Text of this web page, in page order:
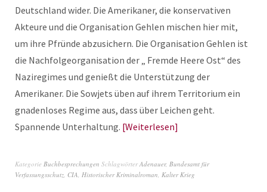
Deutschland wider. Die Amerikaner, die konservativen
Akteure und die Organisation Gehlen mischen hier mit,
um ihre Pfründe abzusichern. Die Organisation Gehlen ist
die Nachfolgeorganisation der „ Fremde Heere Ost“ des
Naziregimes und genießt die Unterstützung der
Amerikaner. Die Sowjets üben auf ihrem Territorium ein
gnadenloses Regime aus, dass über Leichen geht.
Spannende Unterhaltung. Weiterlesen
Kategorie Buchbesprechungen SchlagwörterAdenauer, Bundesamt für
Verfassungsschutz, CIA, Historischer Kriminalroman, Kalter Krieg